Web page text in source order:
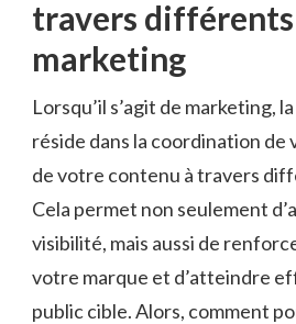
‌travers différents
marketing
Lorsqu’il⁤ s’agit de ‌marketing,
réside dans la coordination de
de votre ‍contenu à travers
Cela permet ‌non seulement
visibilité,​ mais aussi de
votre marque et d’atteindre
public cible. Alors, comment